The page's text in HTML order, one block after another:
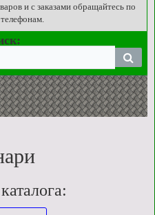
и с заказами обращайтесь по